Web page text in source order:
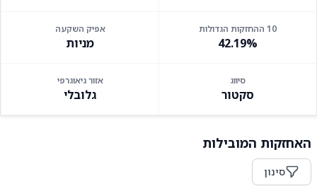
10 ההחזקות הגדולות
42.19%
אפיק השקעה
מניות
סיווג
סקטור
אזור גיאוגרפי
גלובלי
האחזקות המובילות
סינון